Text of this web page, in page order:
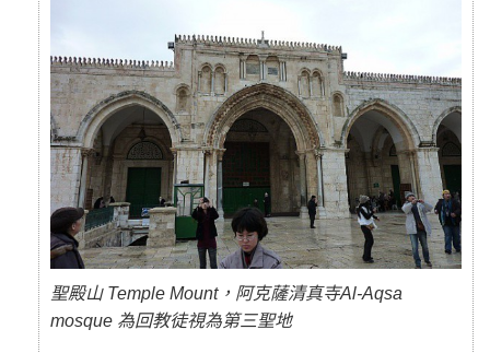
聖殿山 Temple Mount，阿克薩清真寺Al-Aqsa
mosque 為回教徒視為第三聖地